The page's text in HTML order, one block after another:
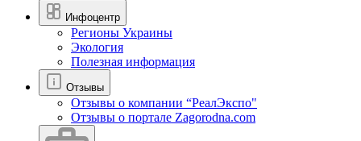
Инфоцентр
Регионы Украины
Экология
Полезная информация
Отзывы
Отзывы о компании “РеалЭкспо"
Отзывы о портале Zagorodna.com